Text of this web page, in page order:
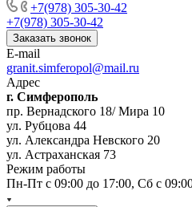
+7(978) 305-30-42
+7(978) 305-30-42
Заказать звонок
E-mail
granit.simferopol@mail.ru
Адрес
г. Симферополь
пр. Вернадского 18/ Мира 10
ул. Рубцова 44
ул. Александра Невского 20
ул. Астраханская 73
Режим работы
Пн-Пт с 09:00 до 17:00, Сб с